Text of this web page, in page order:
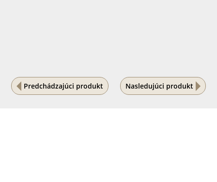
Predchádzajúci produkt Nasledujúci produkt